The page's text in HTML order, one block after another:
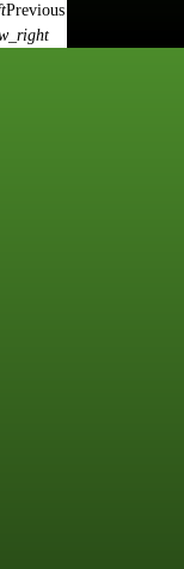
Previous